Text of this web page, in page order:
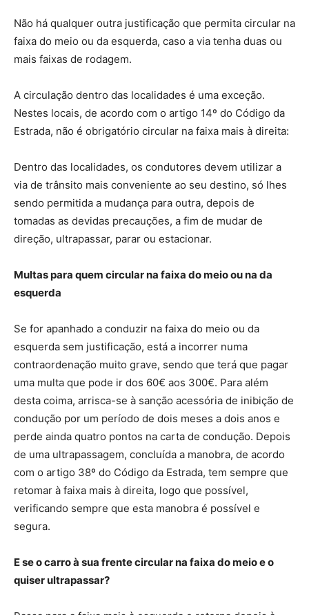
Não há qualquer outra justificação que permita circular na
faixa do meio ou da esquerda, caso a via tenha duas ou
mais faixas de rodagem.
A circulação dentro das localidades é uma exceção.
Nestes locais, de acordo com o artigo 14º do Código da
Estrada, não é obrigatório circular na faixa mais à direita:
Dentro das localidades, os condutores devem utilizar a
via de trânsito mais conveniente ao seu destino, só lhes
sendo permitida a mudança para outra, depois de
tomadas as devidas precauções, a fim de mudar de
direção, ultrapassar, parar ou estacionar.
Multas para quem circular na faixa do meio ou na da
esquerda
Se for apanhado a conduzir na faixa do meio ou da
esquerda sem justificação, está a incorrer numa
contraordenação muito grave, sendo que terá que pagar
uma multa que pode ir dos 60€ aos 300€. Para além
desta coima, arrisca-se à sanção acessória de inibição de
condução por um período de dois meses a dois anos e
perde ainda quatro pontos na carta de condução. Depois
de uma ultrapassagem, concluída a manobra, de acordo
com o artigo 38º do Código da Estrada, tem sempre que
retomar à faixa mais à direita, logo que possível,
verificando sempre que esta manobra é possível e
segura.
E se o carro à sua frente circular na faixa do meio e o
quiser ultrapassar?